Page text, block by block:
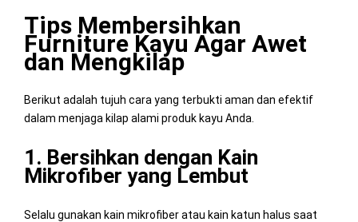
Tips Membersihkan
Furniture Kayu Agar Awet
dan Mengkilap
Berikut adalah tujuh cara yang terbukti aman dan efektif
dalam menjaga kilap alami produk kayu Anda.
1. Bersihkan dengan Kain
Mikrofiber yang Lembut
Selalu gunakan kain mikrofiber atau kain katun halus saat